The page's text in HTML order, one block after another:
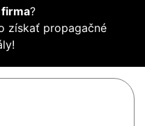
?
získať propagačné